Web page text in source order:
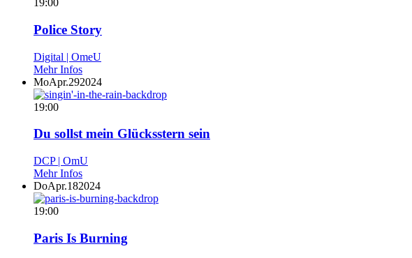
19:00
Police Story
Digital | OmeU
Mehr Infos
MoApr.292024
19:00
Du sollst mein Glücksstern sein
DCP | OmU
Mehr Infos
DoApr.182024
19:00
Paris Is Burning